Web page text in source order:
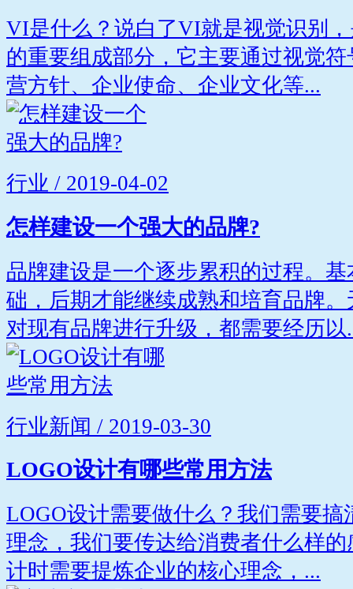
VI是什么？说白了VI就是视觉识别
的重要组成部分，它主要通过视觉
营方针、企业使命、企业文化等...
行业 / 2019-04-02
怎样建设一个强大的品牌?
品牌建设是一个逐步累积的过程。
础，后期才能继续成熟和培育品牌
对现有品牌进行升级，都需要经历以
行业新闻 / 2019-03-30
LOGO设计有哪些常用方法
LOGO设计需要做什么？我们需要
理念，我们要传达给消费者什么样
计时需要提炼企业的核心理念，...